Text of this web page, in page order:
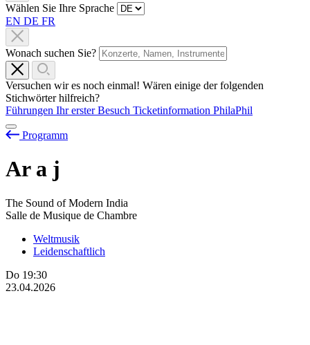
Wählen Sie Ihre Sprache
EN DE FR
Wonach suchen Sie?
Versuchen wir es noch einmal! Wären einige der folgenden
Stichwörter hilfreich?
Führungen Ihr erster Besuch Ticketinformation PhilaPhil
Programm
Ar a j
The Sound of Modern India
Salle de Musique de Chambre
Weltmusik
Leidenschaftlich
Do 19:30
23.04.2026